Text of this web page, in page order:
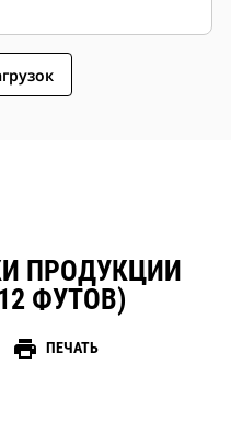
ПРОДУКЦИИ
ФУТОВ)
print ПЕЧАТЬ